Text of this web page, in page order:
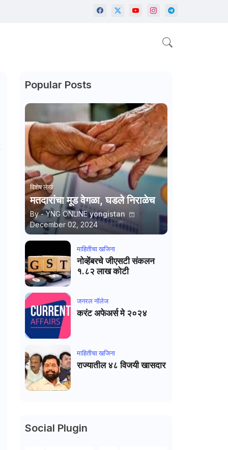
Popular Posts
विशेष लेख
मतदारांचा मूड वेगळा, घडले निराळेच
By - YNG ONLINE yongistan
December 02, 2024
माहितीचा खजिना
नोव्हेंबरचे जीएसटी संकलन
१.८२ लाख कोटी
जनरल नाॅलेज
करंट अफेअर्स मे २०२४
माहितीचा खजिना
राज्यातील ४८ विजयी खासदार
Social Plugin